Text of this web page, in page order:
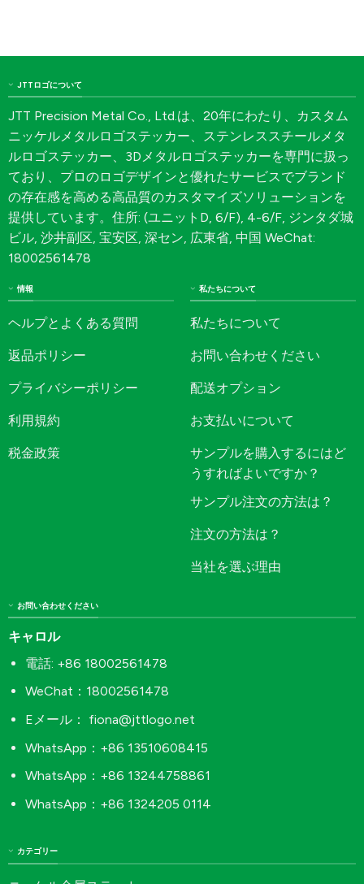
JTTロゴについて
JTT Precision Metal Co., Ltd.は、20年にわたり、カスタム
ニッケルメタルロゴステッカー、ステンレススチールメタ
ルロゴステッカー、3Dメタルロゴステッカーを専門に扱っ
ており、プロのロゴデザインと優れたサービスでブランド
の存在感を高める高品質のカスタマイズソリューションを
提供しています。住所: (ユニットD, 6/F), 4-6/F, ジンタダ城
ビル, 沙井副区, 宝安区, 深セン, 広東省, 中国 WeChat:
18002561478
情報
ヘルプとよくある質問
返品ポリシー
プライバシーポリシー
利用規約
税金政策
私たちについて
私たちについて
お問い合わせください
配送オプション
お支払いについて
サンプルを購入するにはど
うすればよいですか？
サンプル注文の方法は？
注文の方法は？
当社を選ぶ理由
カテゴリー
お問い合わせください
キャロル
電話: +86 18002561478
WeChat：18002561478
Eメール： fiona@jttlogo.net
WhatsApp：+86 13510608415
WhatsApp：+86 13244758861
WhatsApp：+86 1324205 0114